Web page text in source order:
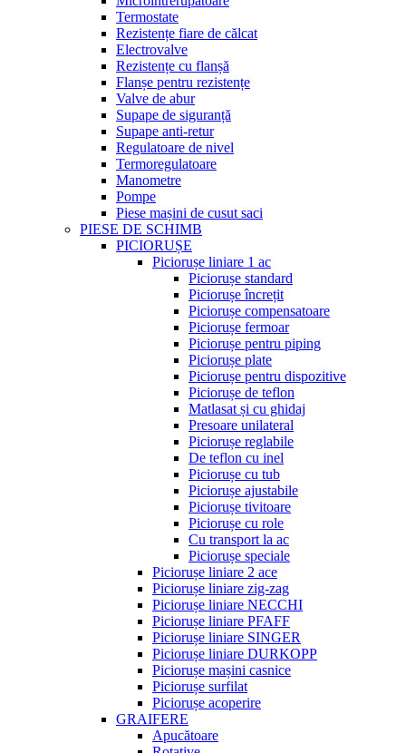
Termostate
Rezistențe fiare de călcat
Electrovalve
Rezistențe cu flanșă
Flanșe pentru rezistențe
Valve de abur
Supape de siguranță
Supape anti-retur
Regulatoare de nivel
Termoregulatoare
Manometre
Pompe
Piese mașini de cusut saci
PIESE DE SCHIMB
PICIORUȘE
Piciorușe liniare 1 ac
Piciorușe standard
Piciorușe încrețit
Piciorușe compensatoare
Piciorușe fermoar
Piciorușe pentru piping
Piciorușe plate
Piciorușe pentru dispozitive
Piciorușe de teflon
Matlasat și cu ghidaj
Presoare unilateral
Piciorușe reglabile
De teflon cu inel
Piciorușe cu tub
Piciorușe ajustabile
Piciorușe tivitoare
Piciorușe cu role
Cu transport la ac
Piciorușe speciale
Piciorușe liniare 2 ace
Piciorușe liniare zig-zag
Piciorușe liniare NECCHI
Piciorușe liniare PFAFF
Piciorușe liniare SINGER
Piciorușe liniare DURKOPP
Piciorușe mașini casnice
Piciorușe surfilat
Piciorușe acoperire
GRAIFERE
Apucătoare